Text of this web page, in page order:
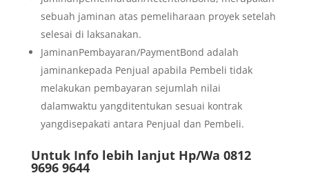
sebuah jaminan atas pemeliharaan proyek setelah
selesai di laksanakan.
JaminanPembayaran/PaymentBond adalah
jaminankepada Penjual apabila Pembeli tidak
melakukan pembayaran sejumlah nilai
dalamwaktu yangditentukan sesuai kontrak
yangdisepakati antara Penjual dan Pembeli.
Untuk Info lebih lanjut Hp/Wa 0812
9696 9644